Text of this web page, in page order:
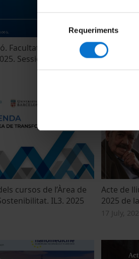
Selecció
consentiment
Requeriments
Facultat de Psicologia.
Sessió 27 d'octubre.
Acte
2025-
Catalunya
cursos de l’Àrea de
IL3. 2025
Acte de
2025 de
17 July,